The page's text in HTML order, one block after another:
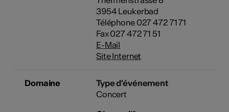
3954 Leukerbad
Téléphone 027 472 71 71
Fax 027 472 71 51
E-Mail
Site Internet
Domaine
Type d'événement
Concert